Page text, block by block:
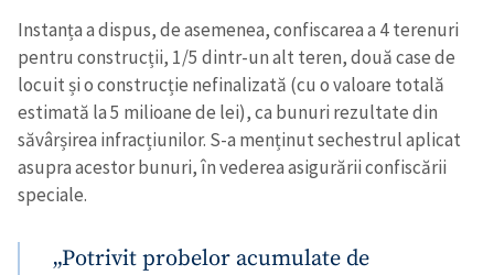
Instanța a dispus, de asemenea, confiscarea a 4 terenuri
pentru construcții, 1/5 dintr-un alt teren, două case de
locuit și o construcție nefinalizată (cu o valoare totală
estimată la 5 milioane de lei), ca bunuri rezultate din
săvârșirea infracțiunilor. S-a menținut sechestrul aplicat
asupra acestor bunuri, în vederea asigurării confiscării
speciale.
„Potrivit probelor acumulate de